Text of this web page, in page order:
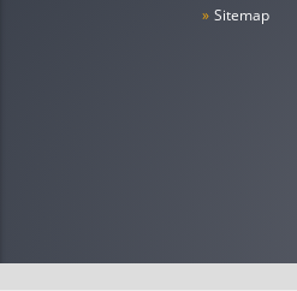
» Sitemap